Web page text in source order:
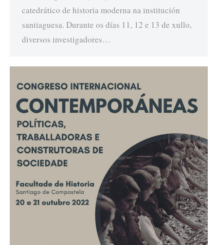
catedrático de historia moderna na institución
santiaguesa. Durante os días 11, 12 e 13 de xullo,
diversos investigadores…